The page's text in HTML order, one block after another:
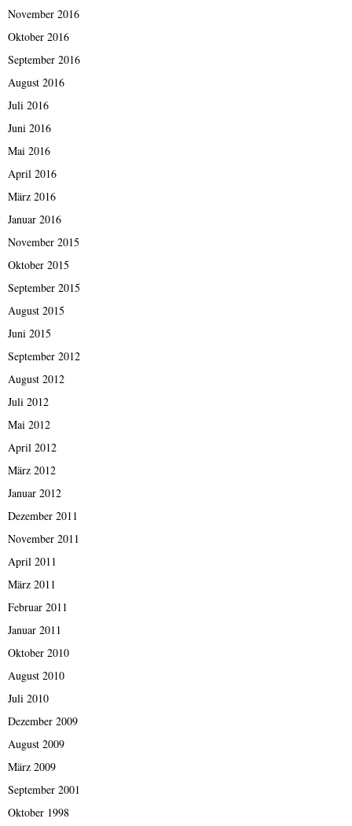
November 2016
Oktober 2016
September 2016
August 2016
Juli 2016
Juni 2016
Mai 2016
April 2016
März 2016
Januar 2016
November 2015
Oktober 2015
September 2015
August 2015
Juni 2015
September 2012
August 2012
Juli 2012
Mai 2012
April 2012
März 2012
Januar 2012
Dezember 2011
November 2011
April 2011
März 2011
Februar 2011
Januar 2011
Oktober 2010
August 2010
Juli 2010
Dezember 2009
August 2009
März 2009
September 2001
Oktober 1998